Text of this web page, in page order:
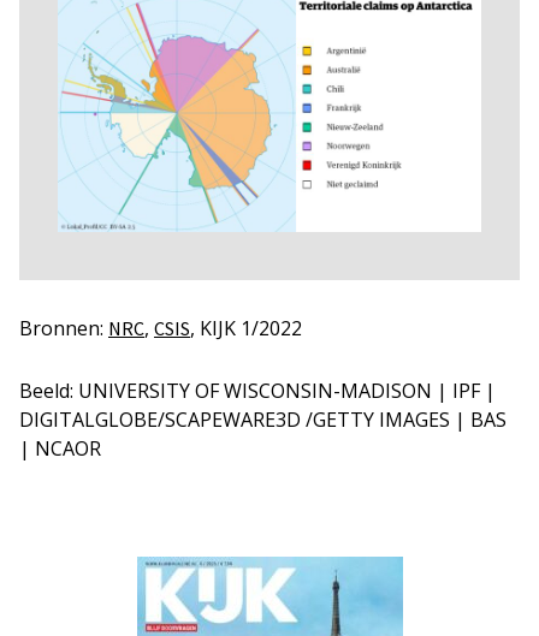
Bronnen: NRC, CSIS, KIJK 1/2022
Beeld: UNIVERSITY OF WISCONSIN-MADISON | IPF |
DIGITALGLOBE/SCAPEWARE3D /GETTY IMAGES | BAS
| NCAOR